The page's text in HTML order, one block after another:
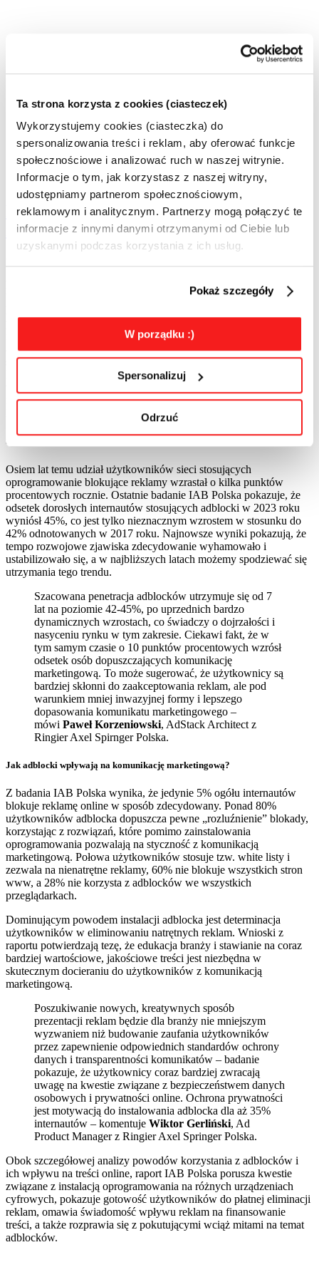
Ta strona korzysta z cookies (ciasteczek)
Wykorzystujemy cookies (ciasteczka) do
spersonalizowania treści i reklam, aby oferować funkcje
społecznościowe i analizować ruch w naszej witrynie.
Informacje o tym, jak korzystasz z naszej witryny,
udostępniamy partnerom społecznościowym,
reklamowym i analitycznym. Partnerzy mogą połączyć te
informacje z innymi danymi otrzymanymi od Ciebie lub
uzyskanymi podczas korzystania z ich usług.
Pokaż szczegóły
W porządku :)
Spersonalizuj
Odrzuć
Raport IAB Polska: Zjawisko blokowania
reklam. Edycja III
Najnowsza edycja badania IAB Polska na temat zjawiska
blokowania reklam pokazuje znaczące wyhamowanie wzrostu
natomiast liczba osób akceptujących przekaz reklamowy. Aż
88% użytkowników blokujących reklamy dopuszcza częściową
styczność z różnymi formami komunikacji marketingowej. Z
kolei 60% ankietowanych osób nie blokuje wszystkich stron
najnowszych trendów – m.in. o tym w najnowszym raporcie
IAB Polska „Zjawisko blokowania reklam”.
Skala zjawiska blokowania reklam w Polsce
Osiem lat temu udział użytkowników sieci stosujących
oprogramowanie blokujące reklamy wzrastał o kilka punktów
procentowych rocznie. Ostatnie badanie IAB Polska pokazuje, że
odsetek dorosłych internautów stosujących adblocki w 2023 roku
wyniósł 45%, co jest tylko nieznacznym wzrostem w stosunku do
42% odnotowanych w 2017 roku. Najnowsze wyniki pokazują, że
tempo rozwojowe zjawiska zdecydowanie wyhamowało i
ustabilizowało się, a w najbliższych latach możemy spodziewać się
utrzymania tego trendu.
Szacowana penetracja adblocków utrzymuje się od 7
lat na poziomie 42-45%, po uprzednich bardzo
dynamicznych wzrostach, co świadczy o dojrzałości i
nasyceniu rynku w tym zakresie. Ciekawi fakt, że w
tym samym czasie o 10 punktów procentowych wzrósł
odsetek osób dopuszczających komunikację
marketingową. To może sugerować, że użytkownicy są
bardziej skłonni do zaakceptowania reklam, ale pod
warunkiem mniej inwazyjnej formy i lepszego
dopasowania komunikatu marketingowego –
mówi Paweł Korzeniowski, AdStack Architect z
Ringier Axel Spirnger Polska.
Jak adblocki wpływają na komunikację marketingową?
Z badania IAB Polska wynika, że jedynie 5% ogółu internautów
blokuje reklamę online w sposób zdecydowany. Ponad 80%
użytkowników adblocka dopuszcza pewne „rozluźnienie” blokady,
korzystając z rozwiązań, które pomimo zainstalowania
oprogramowania pozwalają na styczność z komunikacją
marketingową. Połowa użytkowników stosuje tzw. white listy i
zezwala na nienatrętne reklamy, 60% nie blokuje wszystkich stron
www, a 28% nie korzysta z adblocków we wszystkich
przeglądarkach.
Dominującym powodem instalacji adblocka jest determinacja
użytkowników w eliminowaniu natrętnych reklam. Wnioski z
raportu potwierdzają tezę, że edukacja branży i stawianie na coraz
bardziej wartościowe, jakościowe treści jest niezbędna w
skutecznym docieraniu do użytkowników z komunikacją
marketingową.
Poszukiwanie nowych, kreatywnych sposób
prezentacji reklam będzie dla branży nie mniejszym
wyzwaniem niż budowanie zaufania użytkowników
przez zapewnienie odpowiednich standardów ochrony
danych i transparentności komunikatów – badanie
pokazuje, że użytkownicy coraz bardziej zwracają
uwagę na kwestie związane z bezpieczeństwem danych
osobowych i prywatności online. Ochrona prywatności
jest motywacją do instalowania adblocka dla aż 35%
internautów – komentuje Wiktor Gerliński, Ad
Product Manager z Ringier Axel Springer Polska.
Obok szczegółowej analizy powodów korzystania z adblocków i
ich wpływu na treści online, raport IAB Polska porusza kwestie
związane z instalacją oprogramowania na różnych urządzeniach
cyfrowych, pokazuje gotowość użytkowników do płatnej eliminacji
reklam, omawia świadomość wpływu reklam na finansowanie
treści, a także rozprawia się z pokutującymi wciąż mitami na temat
adblocków.